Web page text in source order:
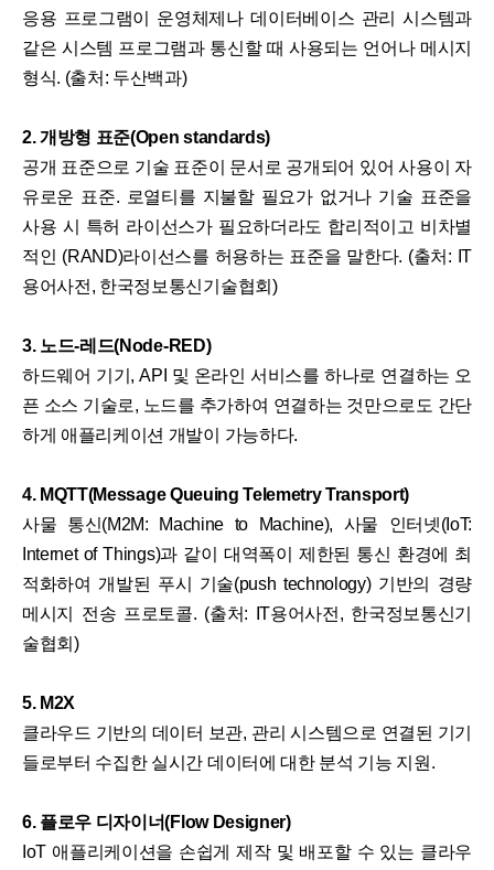
응용 프로그램이 운영체제나 데이터베이스 관리 시스템과
같은 시스템 프로그램과 통신할 때 사용되는 언어나 메시지
형식. (출처: 두산백과)
2. 개방형 표준(Open standards)
공개 표준으로 기술 표준이 문서로 공개되어 있어 사용이 자
유로운 표준. 로열티를 지불할 필요가 없거나 기술 표준을
사용 시 특허 라이선스가 필요하더라도 합리적이고 비차별
적인 (RAND)라이선스를 허용하는 표준을 말한다. (출처: IT
용어사전, 한국정보통신기술협회)
3. 노드-레드(Node-RED)
하드웨어 기기, API 및 온라인 서비스를 하나로 연결하는 오
픈 소스 기술로, 노드를 추가하여 연결하는 것만으로도 간단
하게 애플리케이션 개발이 가능하다.
4. MQTT(Message Queuing Telemetry Transport)
사물 통신(M2M: Machine to Machine), 사물 인터넷(IoT:
Internet of Things)과 같이 대역폭이 제한된 통신 환경에 최
적화하여 개발된 푸시 기술(push technology) 기반의 경량
메시지 전송 프로토콜. (출처: IT용어사전, 한국정보통신기
술협회)
5. M2X
클라우드 기반의 데이터 보관, 관리 시스템으로 연결된 기기
들로부터 수집한 실시간 데이터에 대한 분석 기능 지원.
6. 플로우 디자이너(Flow Designer)
IoT 애플리케이션을 손쉽게 제작 및 배포할 수 있는 클라우